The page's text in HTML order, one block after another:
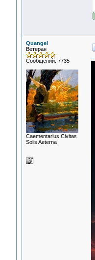
Quangel
Ветеран
Сообщений: 7735
Сaementarius Civitas
Solis Aeterna